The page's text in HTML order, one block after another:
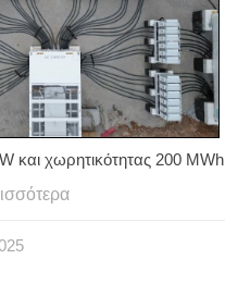
και χωρητικότητας 200 MWh